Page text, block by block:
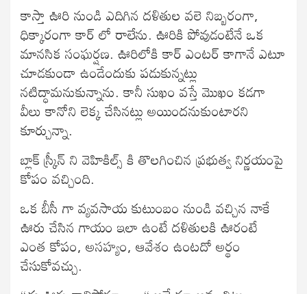
కాస్తా ఊరి నుండి ఎదిగిన దళితుల వలె నిబ్బరంగా,
ధిక్కారంగా కార్ లో రాలేను. ఊరికి పోవుడంటేనే ఒక
మానసిక సంఘర్షణ. ఊరిలోకి కార్ ఎంటర్ కాగానే ఎటూ
చూడకుండా ఉండేందుకు పడుకున్నట్లు
నటిద్ధామనుకున్నాను. కానీ సుఖం వస్తే మొఖం కడగా
వీలు కానోని లెక్క చేసినట్లు అయిందనుకుంటారని
కూర్చున్నా.
బ్లాక్ స్క్రీన్ ని వెహికిల్స్ కి తొలగించిన ప్రభుత్వ నిర్ణయంపై
కోపం వచ్చింది.
ఒక బీసీ గా వ్యవసాయ కుటుంబం నుండి వచ్చిన నాకే
ఊరు చేసిన గాయం ఇలా ఉంటే దళితులకి ఊరంటే
ఎంత కోపం, అసహ్యం, ఆవేశం ఉంటదో అర్థం
చేసుకోవచ్చు.